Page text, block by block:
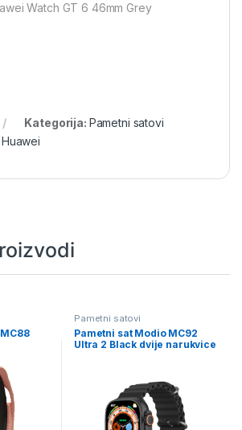
Watch GT 6 46mm Grey
Kategorija: Pametni satovi
Huawei
Pametni satovi
Pametni sat Modio MC92
Ultra 2 Black dvije narukvice